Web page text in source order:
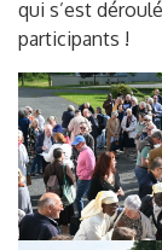
qui s’est
participants !